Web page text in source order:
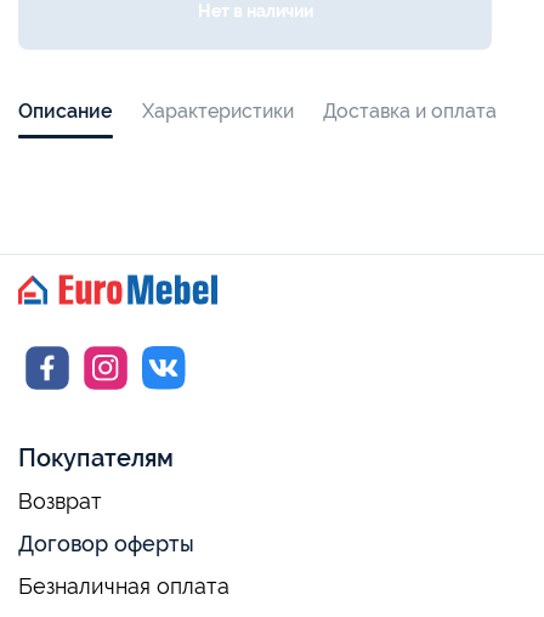
Нет в наличии
Описание Характеристики Доставка и оплата
Покупателям
Возврат
Договор оферты
Безналичная оплата